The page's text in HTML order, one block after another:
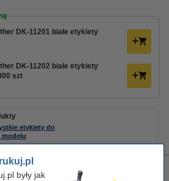
były jak
DK-11201 białe etykiety
DK-11202 białe etykiety
szt
etykiety do
modelu
etykiet termiczna